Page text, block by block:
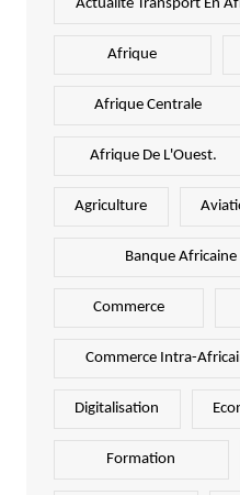
Actualité Transport En
Afrique
Afrique Centrale
Afrique De L'Ouest.
Agriculture
Banque
Commerce
Commerce Intra-
Digitalisation
Formation